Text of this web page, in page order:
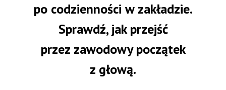
po codzienności w zakładzie.
Sprawdź, jak przejść
przez zawodowy początek
z głową.